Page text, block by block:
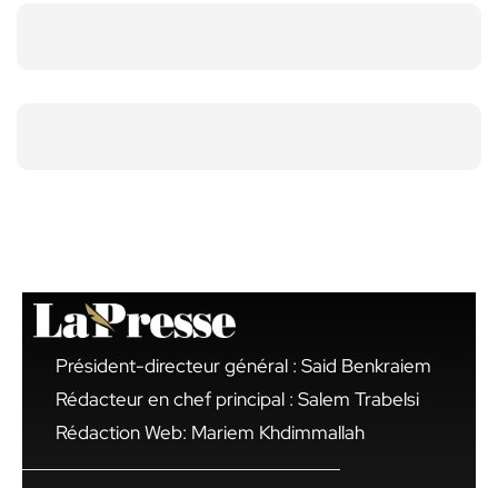
Président-directeur général : Said Benkraiem
Rédacteur en chef principal : Salem Trabelsi
Rédaction Web: Mariem Khdimmallah